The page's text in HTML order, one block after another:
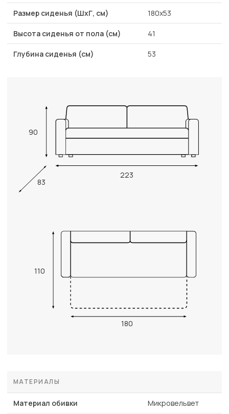
Размер сиденья (ШхГ, см) 180x53
Высота сиденья от пола (см) 41
Глубина сиденья (см) 53
90
223
83
110
180
МАТЕРИАЛЫ
Материал обивки Микровельвет